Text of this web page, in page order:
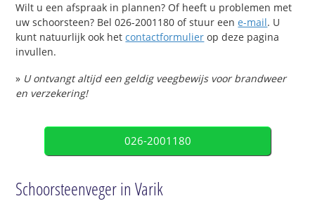
Wilt u een afspraak in plannen? Of heeft u problemen met
uw schoorsteen? Bel 026-2001180 of stuur eene-mail. U
kunt natuurlijk ook hetcontactformulier op deze pagina
invullen.
» U ontvangt altijd een geldig veegbewijs voor brandweer
en verzekering!
026-2001180
Schoorsteenveger in Varik